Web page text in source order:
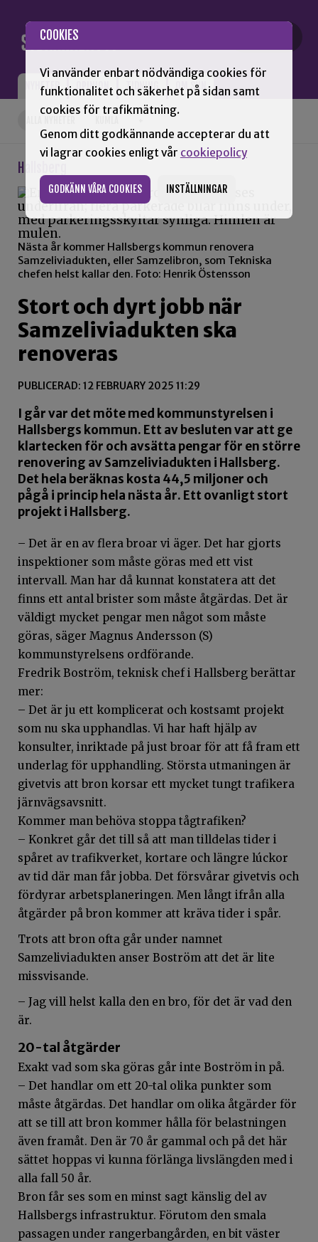
COOKIES
Vi använder enbart nödvändiga cookies för
funktionalitet och säkerhet på sidan samt
cookies för trafikmätning.
Genom ditt godkännande accepterar du att
vi lagrar cookies enligt vår cookiepolicy
GODKÄNN VÅRA COOKIES INSTÄLLNINGAR
NYHETER OPINION TIDNING OM SNN
Hallsberg
Nästa år kommer Hallsbergs kommun renovera
Samzeliviadukten, eller Samzelibron, som Tekniska
chefen helst kallar den. Foto: Henrik Östensson
Stort och dyrt jobb när
Samzeliviadukten ska
renoveras
PUBLICERAD: 12 FEBRUARY 2025 11:29
I går var det möte med kommunstyrelsen i
Hallsbergs kommun. Ett av besluten var att ge
klartecken för och avsätta pengar för en större
renovering av Samzeliviadukten i Hallsberg.
Det hela beräknas kosta 44,5 miljoner och
pågå i princip hela nästa år. Ett ovanligt stort
projekt i Hallsberg.
– Det är en av flera broar vi äger. Det har gjorts
inspektioner som måste göras med ett vist
intervall. Man har då kunnat konstatera att det
finns ett antal brister som måste åtgärdas. Det är
väldigt mycket pengar men något som måste
göras, säger Magnus Andersson (S)
kommunstyrelsens ordförande.
Fredrik Boström, teknisk chef i Hallsberg berättar
mer:
– Det är ju ett komplicerat och kostsamt projekt
som nu ska upphandlas. Vi har haft hjälp av
konsulter, inriktade på just broar för att få fram ett
underlag för upphandling. Största utmaningen är
givetvis att bron korsar ett mycket tungt trafikera
järnvägsavsnitt.
Kommer man behöva stoppa tågtrafiken?
– Konkret går det till så att man tilldelas tider i
spåret av trafikverket, kortare och längre lúckor
av tid där man får jobba. Det försvårar givetvis och
fördyrar arbetsplaneringen. Men långt ifrån alla
åtgärder på bron kommer att kräva tider i spår.
Trots att bron ofta går under namnet
Samzeliviadukten anser Boström att det är lite
missvisande.
– Jag vill helst kalla den en bro, för det är vad den
är.
20-tal åtgärder
Exakt vad som ska göras går inte Boström in på.
– Det handlar om ett 20-tal olika punkter som
måste åtgärdas. Det handlar om olika åtgärder för
att se till att bron kommer hålla för belastningen
även framåt. Den är 70 år gammal och på det här
sättet hoppas vi kunna förlänga livslängden med i
alla fall 50 år.
Bron får ses som en minst sagt känslig del av
Hallsbergs infrastruktur. Förutom den smala
passagen under rangerbangården, en bit väster